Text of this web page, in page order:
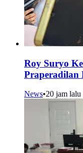
Roy Suryo
Praperadilan
News•20 jam lalu